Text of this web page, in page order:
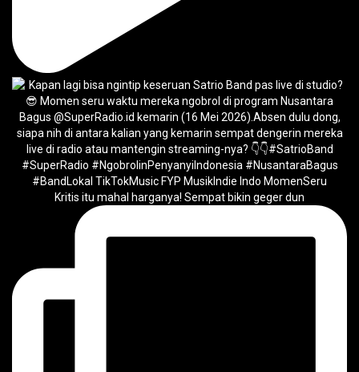
Kritis itu mahal harganya! Sempat bikin geger dun